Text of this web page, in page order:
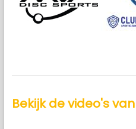
Bekijk de video's